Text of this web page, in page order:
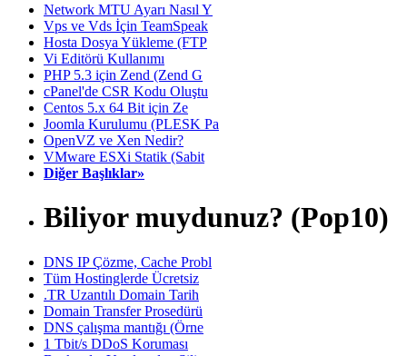
Network MTU Ayarı Nasıl Y
Vps ve Vds İçin TeamSpeak
Hosta Dosya Yükleme (FTP
Vi Editörü Kullanımı
PHP 5.3 için Zend (Zend G
cPanel'de CSR Kodu Oluştu
Centos 5.x 64 Bit için Ze
Joomla Kurulumu (PLESK Pa
OpenVZ ve Xen Nedir?
VMware ESXi Statik (Sabit
Diğer Başlıklar»
Biliyor muydunuz? (Pop10)
DNS IP Çözme, Cache Probl
Tüm Hostinglerde Ücretsiz
.TR Uzantılı Domain Tarih
Domain Transfer Prosedürü
DNS çalışma mantığı (Örne
1 Tbit/s DDoS Koruması